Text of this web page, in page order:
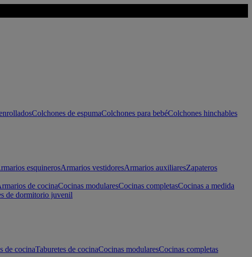
Colchones de espumaColchones para bebéColchones hinchables
esquinerosArmarios vestidoresArmarios auxiliaresZapateros
de cocinaCocinas modularesCocinas completasCocinas a medida
de dormitorio juvenil
de cocinaTaburetes de cocinaCocinas modularesCocinas completas